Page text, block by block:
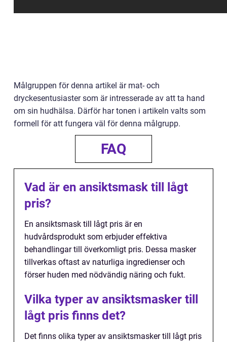
Målgruppen för denna artikel är mat- och
dryckesentusiaster som är intresserade av att ta hand
om sin hudhälsa. Därför har tonen i artikeln valts som
formell för att fungera väl för denna målgrupp.
FAQ
Vad är en ansiktsmask till lågt
pris?
En ansiktsmask till lågt pris är en
hudvårdsprodukt som erbjuder effektiva
behandlingar till överkomligt pris. Dessa masker
tillverkas oftast av naturliga ingredienser och
förser huden med nödvändig näring och fukt.
Vilka typer av ansiktsmasker till
lågt pris finns det?
Det finns olika typer av ansiktsmasker till lågt pris